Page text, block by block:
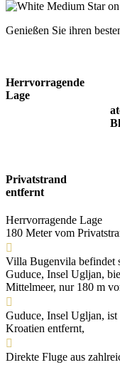
Genießen Sie ihren
Herrvorragende
Lage
Privatstrand
entfernt
Herrvorragende Lage
180 Meter vom

Villa Bugenvila befindet
Guduce, Insel Ugljan,
Mittelmeer, nur 180 m

Guduce, Insel Ugljan,
Kroatien entfernt,

Direkte Fluge aus